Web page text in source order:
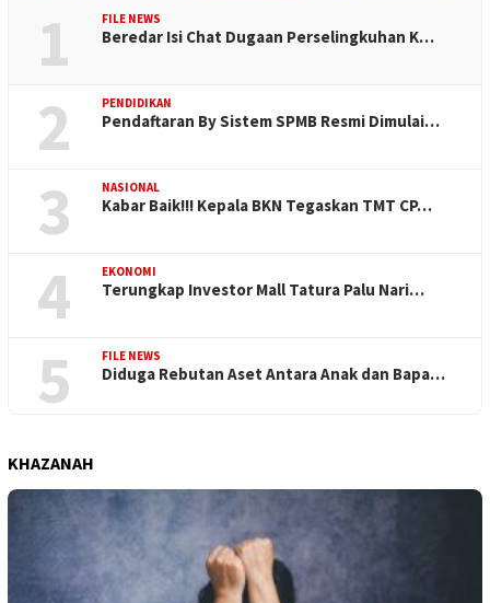
1 FILE NEWS
Beredar Isi Chat Dugaan Perselingkuhan K…
2 PENDIDIKAN
Pendaftaran By Sistem SPMB Resmi Dimulai…
3 NASIONAL
Kabar Baik!!! Kepala BKN Tegaskan TMT CP…
4 EKONOMI
Terungkap Investor Mall Tatura Palu Nari…
5 FILE NEWS
Diduga Rebutan Aset Antara Anak dan Bapa…
KHAZANAH